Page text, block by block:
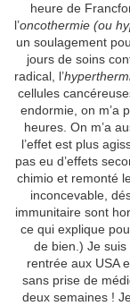
heure de
l’oncothermie (ou
un soulagement
jours de soins
radical, l’
cellules
endormie, on m’a
heures. On m’a
l’effet est plus
pas eu d’effets
chimio et remonté
inconcevable,
immunitaire sont
ce qui explique
de bien.) Je
rentrée aux USA
sans prise de
deux semaines !